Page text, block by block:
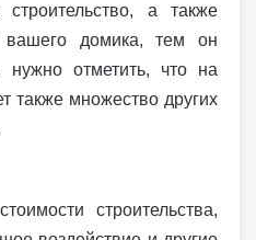
а также
вашего домика, тем он
отметить, что на
также множество других
строительства,